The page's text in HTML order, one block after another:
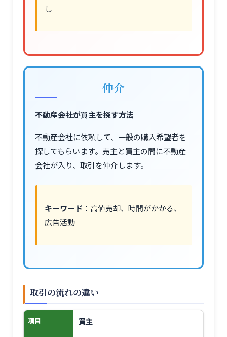
し
仲介
不動産会社が買主を探す方法
不動産会社に依頼して、一般の購入希望者を
探してもらいます。売主と買主の間に不動産
会社が入り、取引を仲介します。
キーワード： 高値売却、時間がかかる、
広告活動
取引の流れの違い
項目 買主